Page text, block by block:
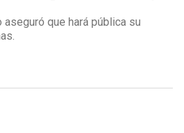
que hará pública su